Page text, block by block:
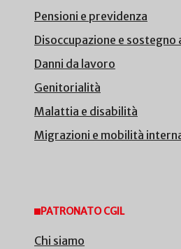
Pensioni e previdenza
Disoccupazione e sostegno
Danni da lavoro
Genitorialità
Malattia e disabilità
Migrazioni e mobilità
PATRONATO CGIL
Chi siamo